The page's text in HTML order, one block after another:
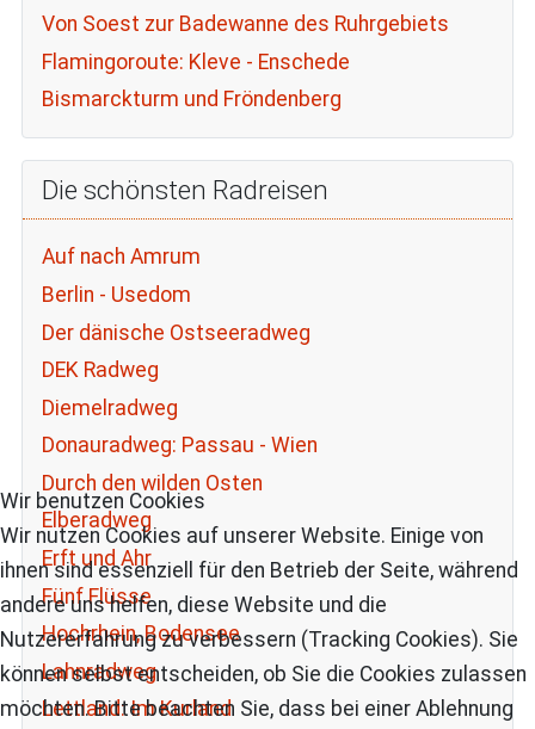
Von Soest zur Badewanne des Ruhrgebiets
Flamingoroute: Kleve - Enschede
Bismarckturm und Fröndenberg
Die schönsten Radreisen
Auf nach Amrum
Berlin - Usedom
Der dänische Ostseeradweg
DEK Radweg
Diemelradweg
Donauradweg: Passau - Wien
Durch den wilden Osten
Elberadweg
Erft und Ahr
Fünf Flüsse
Hochrhein, Bodensee
Lahnradweg
Lettland: Im Kurland
Wir benutzen Cookies
Wir nutzen Cookies auf unserer Website. Einige von
ihnen sind essenziell für den Betrieb der Seite, während
andere uns helfen, diese Website und die
Nutzererfahrung zu verbessern (Tracking Cookies). Sie
können selbst entscheiden, ob Sie die Cookies zulassen
möchten. Bitte beachten Sie, dass bei einer Ablehnung